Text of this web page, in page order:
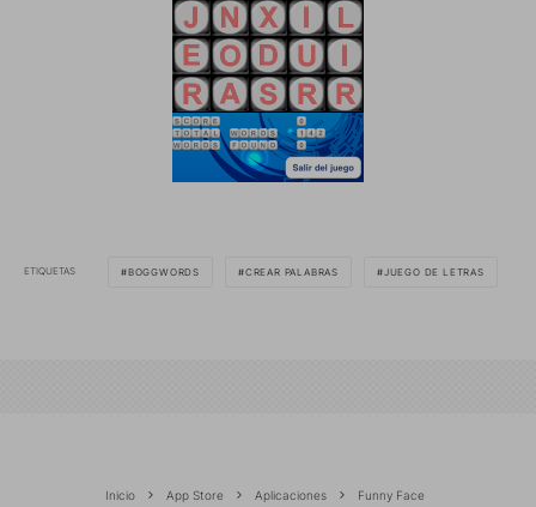
ETIQUETAS BOGGWORDS CREAR PALABRAS JUEGO DE LETRAS
Inicio App Store Aplicaciones Funny Face